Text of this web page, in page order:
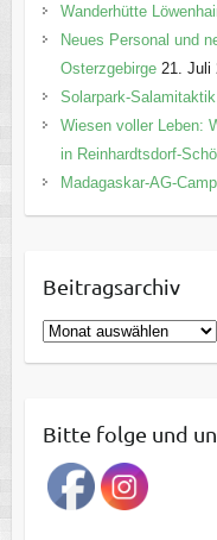
Wanderhütte
Neues Personal und
Osterzgebirge 21. Juli
Solarpark-Salamitaktik
Wiesen voller Leben:
in Reinhardtsdorf-
Madagaskar-AG-
Beitragsarchiv
B
e
r
a
g
Bitte folge und